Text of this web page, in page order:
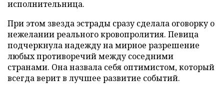
исполнительница.
При этом звезда эстрады сразу сделала оговорку о
нежелании реального кровопролития. Певица
подчеркнула надежду на мирное разрешение
любых противоречий между соседними
странами. Она назвала себя оптимистом, который
всегда верит в лучшее развитие событий.